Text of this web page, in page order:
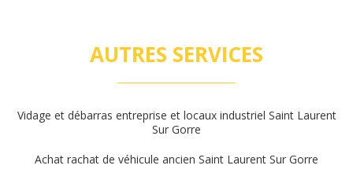
AUTRES SERVICES
Vidage et débarras entreprise et locaux industriel Saint Laurent
Sur Gorre
Achat rachat de véhicule ancien Saint Laurent Sur Gorre